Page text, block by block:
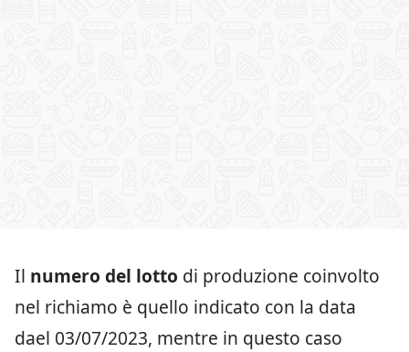
Il numero del lotto di produzione coinvolto
nel richiamo è quello indicato con la data
dael 03/07/2023, mentre in questo caso